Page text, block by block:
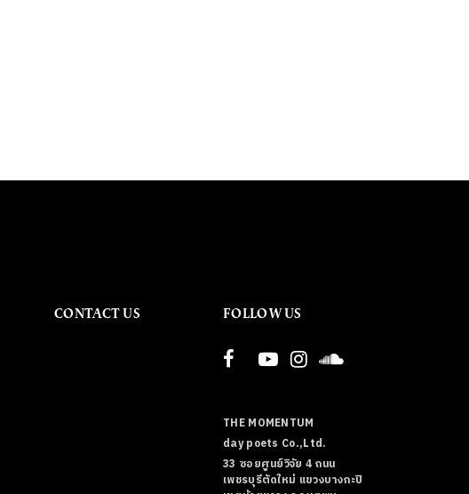
CONTACT US FOLLOW US
THE MOMENTUM
day poets Co.,Ltd.
33 ซอยศูนย์วิจัย 4 ถนน
เพชรบุรีตัดใหม่ แขวงบางกะปิ